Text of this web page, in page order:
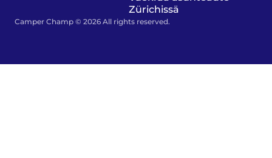
Zürichissä
Camper Champ © 2026 All rights reserved.